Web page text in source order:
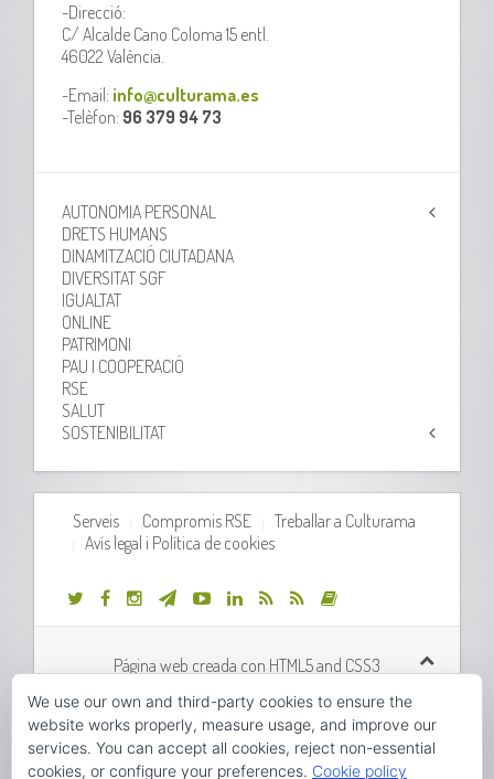
-Direcció:
C/ Alcalde Cano Coloma 15 entl.
46022 València.
-Email: info@culturama.es
-Telèfon: 96 379 94 73
AUTONOMIA PERSONAL
DRETS HUMANS
DINAMITZACIÓ CIUTADANA
DIVERSITAT SGF
IGUALTAT
ONLINE
PATRIMONI
PAU I COOPERACIÓ
RSE
SALUT
SOSTENIBILITAT
Serveis Compromis RSE
Treballar a Culturama
Avís legal i Política de cookies
Página web creada con HTML5 and CSS3
Desarrollo web realizado porOrix Systems
We use our own and third-party cookies to ensure the
website works properly, measure usage, and improve our
services. You can accept all cookies, reject non-essential
cookies, or configure your preferences. Cookie policy